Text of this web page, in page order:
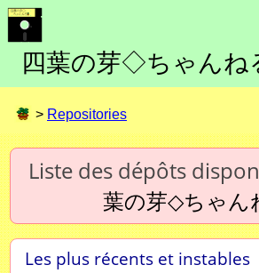
四葉の芽◇ちゃんね
> Repositories
Liste des dépôts
葉の芽◇ちゃん
Les plus récents et instables